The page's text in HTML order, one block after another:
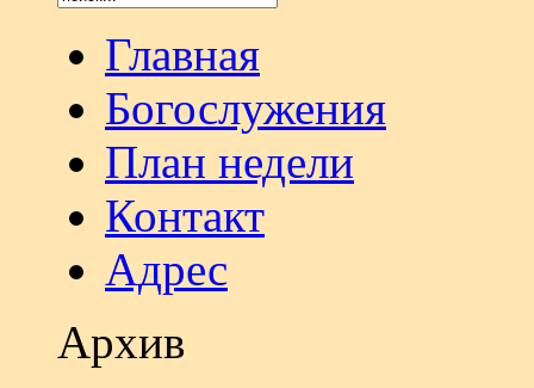
Главная
Богослужения
План недели
Контакт
Адрес
Архив